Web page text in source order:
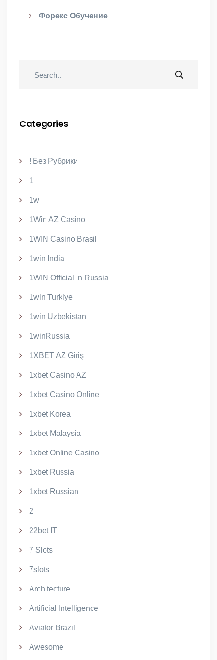
Форекс Обучение
Categories
! Без Рубрики
1
1w
1Win AZ Casino
1WIN Casino Brasil
1win India
1WIN Official In Russia
1win Turkiye
1win Uzbekistan
1winRussia
1XBET AZ Giriş
1xbet Casino AZ
1xbet Casino Online
1xbet Korea
1xbet Malaysia
1xbet Online Casino
1xbet Russia
1xbet Russian
2
22bet IT
7 Slots
7slots
Architecture
Artificial Intelligence
Aviator Brazil
Awesome